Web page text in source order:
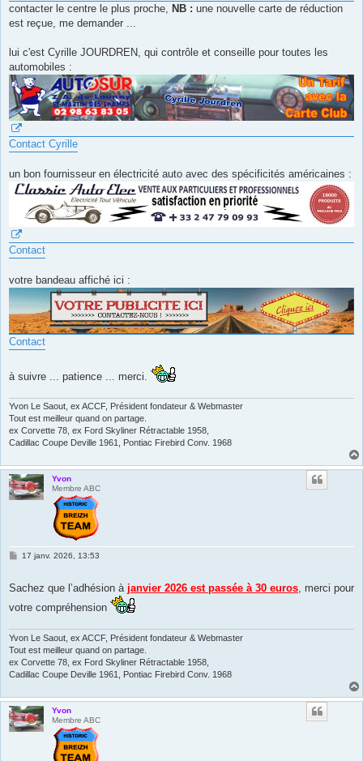
contacter le centre le plus proche, NB : une nouvelle carte de réduction
est reçue, me demander ...
lui c'est Cyrille JOURDREN, qui contrôle et conseille pour toutes les
automobiles :
Contact Cyrille
un bon fournisseur en électricité auto avec des spécificités américaines :
Contact
votre bandeau affiché ici :
Contact
à suivre ... patience ... merci.
Yvon Le Saout, ex ACCF, Président fondateur & Webmaster
Tout est meilleur quand on partage.
ex Corvette 78, ex Ford Skyliner Rétractable 1958,
Cadillac Coupe Deville 1961, Pontiac Firebird Conv. 1968
Yvon
Membre ABC
M
s
a
g
e
17 janv. 2026, 13:53
Sachez que l’adhésion à janvier 2026 est passée à 30 euros , merci pour
votre compréhension
Yvon Le Saout, ex ACCF, Président fondateur & Webmaster
Tout est meilleur quand on partage.
ex Corvette 78, ex Ford Skyliner Rétractable 1958,
Cadillac Coupe Deville 1961, Pontiac Firebird Conv. 1968
Yvon
Membre ABC